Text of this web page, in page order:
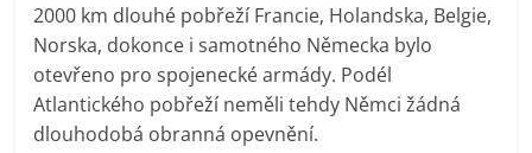
2000 km dlouhé pobřeží Francie, Holandska, Belgie,
Norska, dokonce i samotného Německa bylo
otevřeno pro spojenecké armády. Podél
Atlantického pobřeží neměli tehdy Němci žádná
dlouhodobá obranná opevnění.